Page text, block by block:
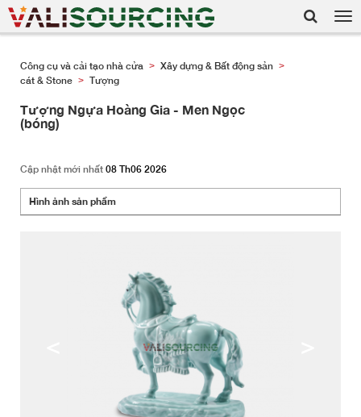
Công cụ và cải tạo nhà cửa > Xây dựng & Bất động sản >
cát & Stone > Tượng
Tượng Ngựa Hoàng Gia - Men Ngọc
(bóng)
Cập nhật mới nhất 08 Th06 2026
Hình ảnh sản phẩm